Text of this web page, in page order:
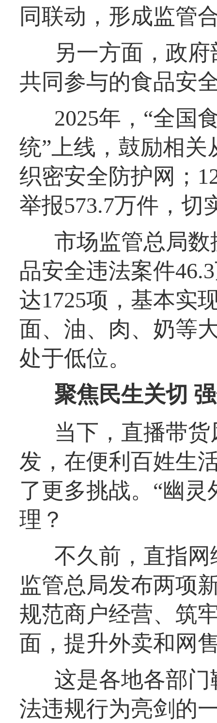
同联动，形成监管
另一方面，政
共同参与的食品安
2025年，“全国
统”上线，鼓励相
织密安全防护网；
举报573.7万件，
市场监管总局
品安全违法案件
达1725项，基本实
面、油、肉、奶等
处于低位。
聚焦民生关切
当下，直播带
发，在便利百姓生
了更多挑战。“幽
理？
不久前，直指
监管总局发布两项
规范商户经营、筑
面，提升外卖和网
这是各地各部
法违规行为亮剑的